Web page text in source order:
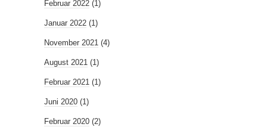
Februar 2022 (1)
Januar 2022 (1)
November 2021 (4)
August 2021 (1)
Februar 2021 (1)
Juni 2020 (1)
Februar 2020 (2)